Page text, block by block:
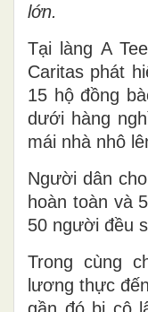
lớn.
Tại làng A
Caritas phát
15 hộ đồng
dưới hàng
mái nhà nhô
Người dân
hoàn toàn và
50 người đều
Trong cùng
lương thực